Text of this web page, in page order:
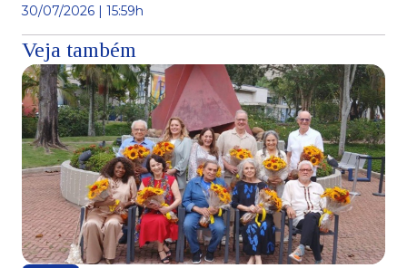
30/07/2026 | 15:59h
Veja também